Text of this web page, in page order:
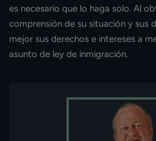
es necesario que lo haga solo. Al
comprensión de su situación y sus
mejor sus derechos e intereses a
asunto de ley de inmigración.